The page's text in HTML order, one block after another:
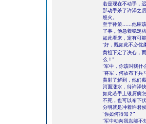
若是现在不动手，
那动手杀了许泽之
怒火。
至于孙策……他应该
了事，他急着稳定
如此看来，定有可
“好，既如此不必优
黄祖下定了决心，
么！”
“军中，你该叫我什
“将军，何故布下兵
黄射了解到，他们
河面涨水，待许泽
如此若手上银屑病
不死，也可以布下
分明就是冲着许君
“你如何得知？”
“军中动向我岂能不